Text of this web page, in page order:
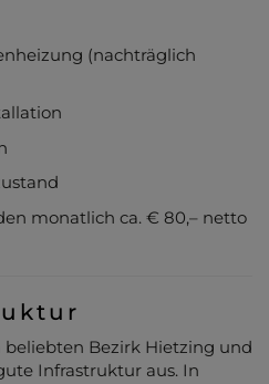
(nachträglich
monatlich ca. € 80,– netto
Bezirk Hietzing und
Infrastruktur aus. In